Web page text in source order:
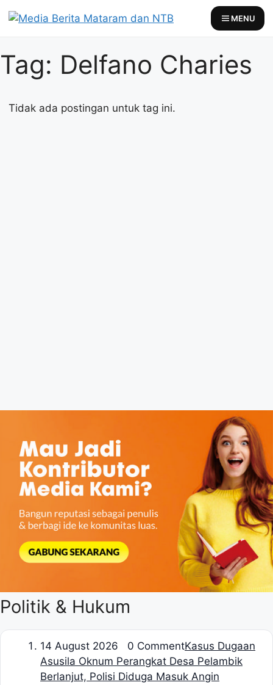
to
MENU
Tag: Delfano Charies
Tidak ada postingan untuk tag ini.
Politik & Hukum
14 August 2026 0 CommentKasus Dugaan
Asusila Oknum Perangkat Desa Pelambik
Berlanjut, Polisi Diduga Masuk Angin